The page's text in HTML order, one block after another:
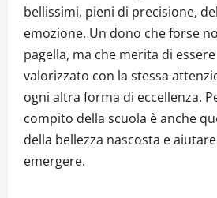
bellissimi, pieni di precisione,
emozione. Un dono che forse
pagella, ma che merita di
valorizzato con la stessa
ogni altra forma di eccellenza.
compito della scuola è anche
della bellezza nascosta e
emergere.